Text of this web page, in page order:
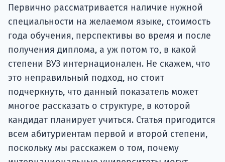
Первично рассматривается наличие нужной
специальности на желаемом языке, стоимость
года обучения, перспективы во время и после
получения диплома, а уж потом то, в какой
степени ВУЗ интернационален. Не скажем, что
это неправильный подход, но стоит
подчеркнуть, что данный показатель может
многое рассказать о структуре, в которой
кандидат планирует учиться. Статья пригодится
всем абитуриентам первой и второй степени,
поскольку мы расскажем о том, почему